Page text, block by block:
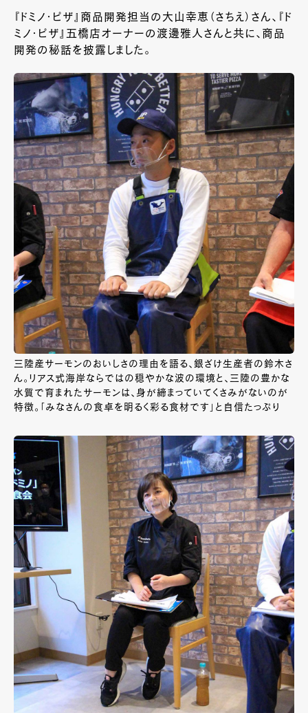
『ドミノ・ピザ』商品開発担当の大山幸恵（さちえ）さん、『ド
ミノ・ピザ』五橋店オーナーの渡邊雅人さんと共に、商品
開発の秘話を披露しました。
三陸産サーモンのおいしさの理由を語る、銀ざけ生産者の鈴木さ
ん。リアス式海岸ならではの穏やかな波の環境と、三陸の豊かな
水質で育まれたサーモンは、身が締まっていてくさみがないのが
特徴。「みなさんの食卓を明るく彩る食材です」と自信たっぷり